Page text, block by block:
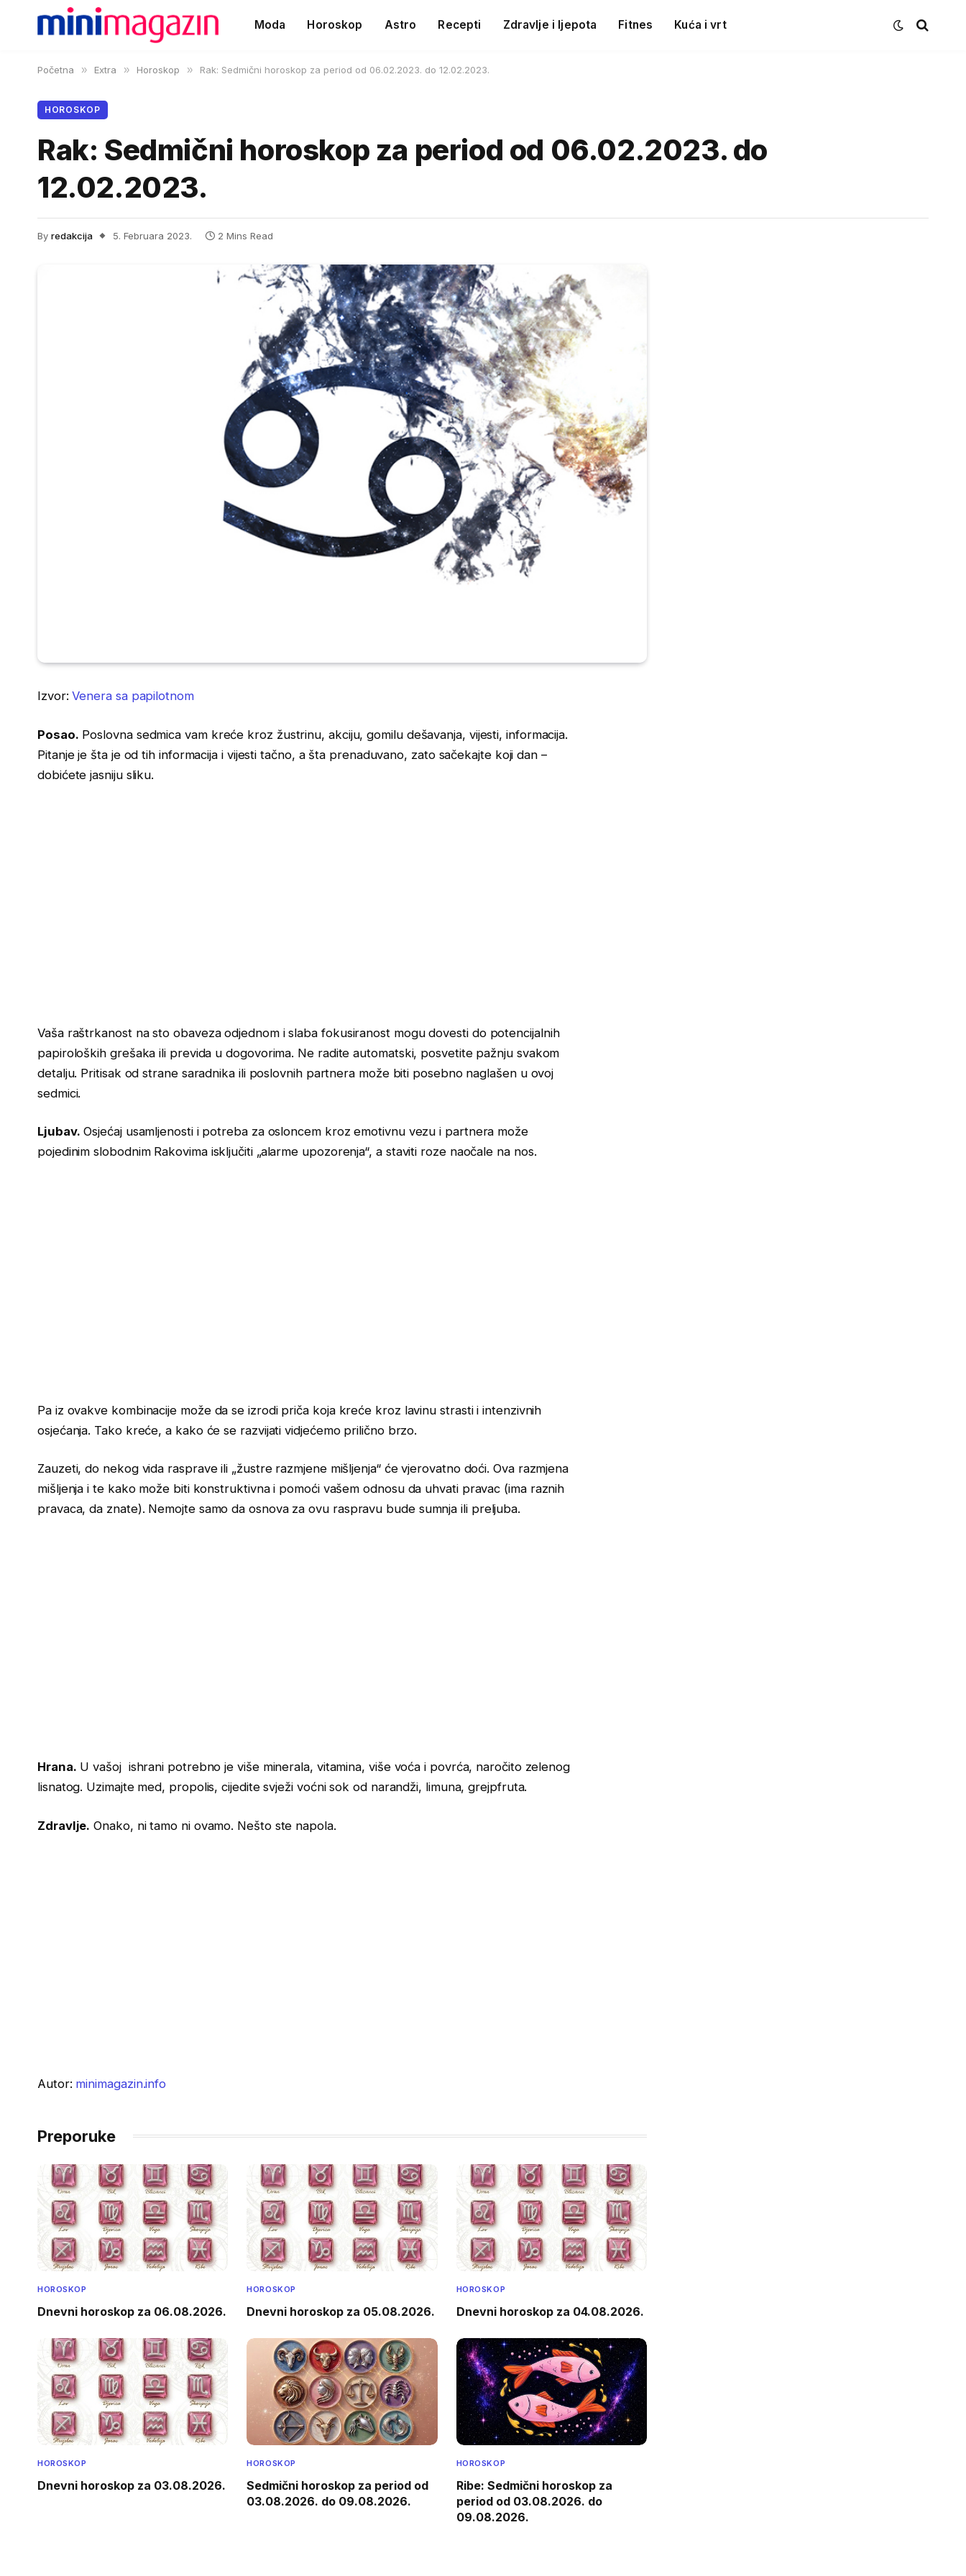
Moda Horoskop Astro Recepti Zdravlje i ljepota Fitnes Kuća i vrt
Početna » Extra » Horoskop » Rak: Sedmični horoskop za period od 06.02.2023. do 12.02.2023.
HOROSKOP
Rak: Sedmični horoskop za period od 06.02.2023. do
12.02.2023.
By redakcija 5. Februara 2023. 2 Mins Read
Izvor:Venera sa papilotnom
Posao. Poslovna sedmica vam kreće kroz žustrinu, akciju, gomilu dešavanja, vijesti, informacija.
Pitanje je šta je od tih informacija i vijesti tačno, a šta prenaduvano, zato sačekajte koji dan –
dobićete jasniju sliku.
Vaša raštrkanost na sto obaveza odjednom i slaba fokusiranost mogu dovesti do potencijalnih
papiroloških grešaka ili previda u dogovorima. Ne radite automatski, posvetite pažnju svakom
detalju. Pritisak od strane saradnika ili poslovnih partnera može biti posebno naglašen u ovoj
sedmici.
Ljubav. Osjećaj usamljenosti i potreba za osloncem kroz emotivnu vezu i partnera može
pojedinim slobodnim Rakovima isključiti „alarme upozorenja“, a staviti roze naočale na nos.
Pa iz ovakve kombinacije može da se izrodi priča koja kreće kroz lavinu strasti i intenzivnih
osjećanja. Tako kreće, a kako će se razvijati vidjećemo prilično brzo.
Zauzeti, do nekog vida rasprave ili „žustre razmjene mišljenja“ će vjerovatno doći. Ova razmjena
mišljenja i te kako može biti konstruktivna i pomoći vašem odnosu da uhvati pravac (ima raznih
pravaca, da znate). Nemojte samo da osnova za ovu raspravu bude sumnja ili preljuba.
Hrana. U vašoj ishrani potrebno je više minerala, vitamina, više voća i povrća, naročito zelenog
lisnatog. Uzimajte med, propolis, cijedite svježi voćni sok od narandži, limuna, grejpfruta.
Zdravlje. Onako, ni tamo ni ovamo. Nešto ste napola.
Autor: minimagazin.info
Preporuke
HOROSKOP
Dnevni horoskop za 06.08.2026.
HOROSKOP
Dnevni horoskop za 05.08.2026.
HOROSKOP
Dnevni horoskop za 04.08.2026.
HOROSKOP
Dnevni horoskop za 03.08.2026.
HOROSKOP
Sedmični horoskop za period od
03.08.2026. do 09.08.2026.
HOROSKOP
Ribe: Sedmični horoskop za
period od 03.08.2026. do
09.08.2026.